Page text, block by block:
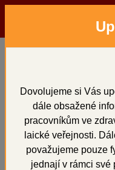
Voskové
50 ks
Dovolujeme si Vás
dále obsažené
pracovníkům ve
laické veřejnosti.
považujeme pouze
jednají v rámci své